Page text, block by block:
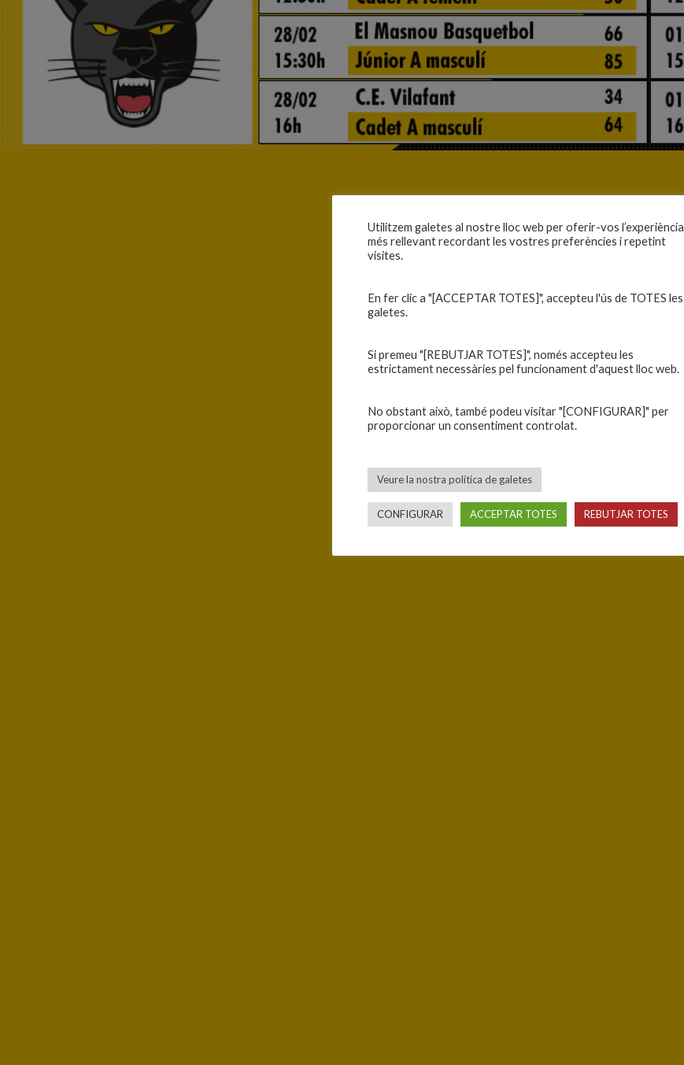
Utilitzem galetes al nostre lloc web per oferir-vos l’experiència
més rellevant recordant les vostres preferències i repetint
visites.
En fer clic a "[ACCEPTAR TOTES]", accepteu l'ús de TOTES les
galetes.
Si premeu "[REBUTJAR TOTES]", només accepteu les
estrictament necessàries pel funcionament d'aquest lloc web.
No obstant això, també podeu visitar "[CONFIGURAR]" per
proporcionar un consentiment controlat.
Veure la nostra política de galetes
CONFIGURAR ACCEPTAR TOTES REBUTJAR TOTES